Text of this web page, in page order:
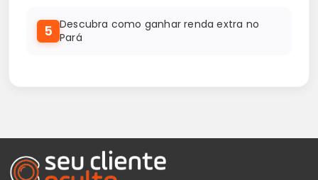
5 Descubra como ganhar renda extra no
Pará